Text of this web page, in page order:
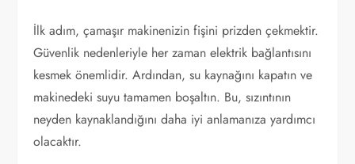
İlk adım, çamaşır makinenizin fişini prizden çekmektir.
Güvenlik nedenleriyle her zaman elektrik bağlantısını
kesmek önemlidir. Ardından, su kaynağını kapatın ve
makinedeki suyu tamamen boşaltın. Bu, sızıntının
neyden kaynaklandığını daha iyi anlamanıza yardımcı
olacaktır.